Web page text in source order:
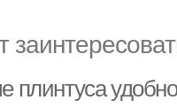
плинтуса